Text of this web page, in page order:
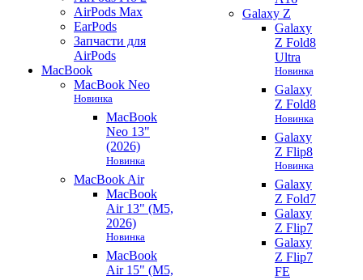
AirPods Max
EarPods
Запчасти для
AirPods
MacBook
MacBook Neo
Новинка
MacBook
Neo 13"
(2026)
Новинка
MacBook Air
MacBook
Air 13" (M5,
2026)
Новинка
MacBook
Air 15" (M5,
Galaxy Z
Galaxy
Z Fold8
Ultra
Новинка
Galaxy
Z Fold8
Новинка
Galaxy
Z Flip8
Новинка
Galaxy
Z Fold7
Galaxy
Z Flip7
Galaxy
Z Flip7
FE